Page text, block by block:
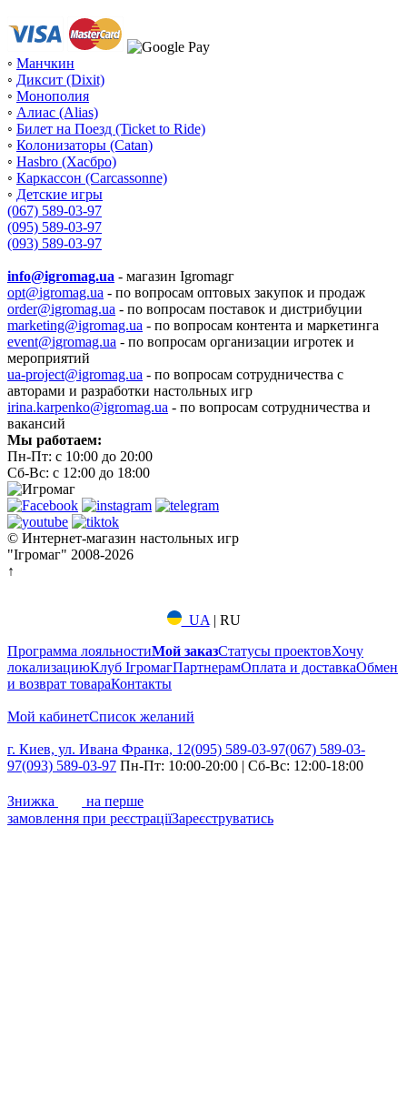
◦ Манчкин
◦ Диксит (Dixit)
◦ Монополия
◦ Алиас (Alias)
◦ Билет на Поезд (Ticket to Ride)
◦ Колонизаторы (Catan)
◦ Hasbro (Хасбро)
◦ Каркассон (Carcassonne)
◦ Детские игры
(067) 589-03-97
(095) 589-03-97
(093) 589-03-97
info@igromag.ua - магазин Igromagг
opt@igromag.ua - по вопросам оптовых закупок и продаж
order@igromag.ua - по вопросам поставок и дистрибуции
marketing@igromag.ua - по вопросам контента и маркетинга
event@igromag.ua - по вопросам организации игротек и
мероприятий
ua-project@igromag.ua - по вопросам сотрудничества с
авторами и разработки настольных игр
irina.karpenko@igromag.ua - по вопросам сотрудничества и
вакансий
Мы работаем:
Пн-Пт: с 10:00 до 20:00
Сб-Вс: с 12:00 до 18:00
© Интернет-магазин настольных игр
"Ігромаг" 2008-2026
↑
UA | RU
Программа лояльностиМой заказСтатусы проектовХочу
локализациюКлуб ІгромагПартнерамОплата и доставкаОбмен
и возврат товараКонтакты
Мой кабинетСписок желаний
г. Киев, ул. Ивана Франка, 12(095) 589-03-97(067) 589-03-
97(093) 589-03-97 Пн-Пт: 10:00-20:00 | Сб-Вс: 12:00-18:00
Знижка
на перше
замовлення при реєстраціїЗареєструватись